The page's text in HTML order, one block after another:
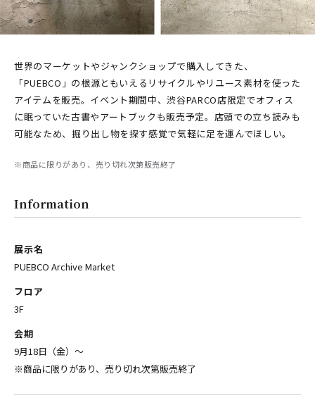
世界のマーケットやジャンクショップで購入してきた、
「PUEBCO」の根源ともいえるリサイクルやリユース素材を使った
アイテムを販売。イベント期間中、渋谷PARCO店限定でオフィス
に眠っていた古書やアートブックも販売予定。店頭での立ち読みも
可能なため、掘り出し物を探す感覚で気軽に足を運んでほしい。
※商品に限りがあり、売り切れ次第販売終了
Information
展示名
PUEBCO Archive Market
フロア
3F
会期
9月18日（金）〜
※商品に限りがあり、売り切れ次第販売終了